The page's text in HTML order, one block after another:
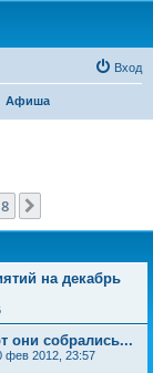
Вход
Афиша
8
на декабрь
они собрались...
фев 2012, 23:57